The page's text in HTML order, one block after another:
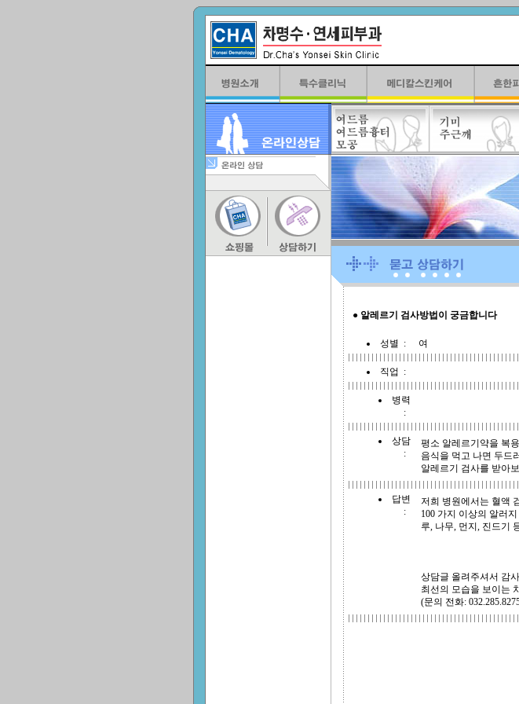
● 알레르기 검사방법이 궁금합니다
성별 : 여
직업 :
병력
:
상담
:
평소 알레르기약을 복
음식을 먹고 나면 두드
알레르기 검사를 받아
답변
:
저희 병원에서는 혈액
100 가지 이상의 알러
루, 나무, 먼지, 진드기
상담글 올려주셔서 감
최선의 모습을 보이는
(문의 전화: